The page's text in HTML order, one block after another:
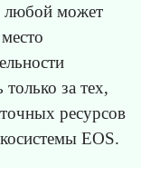
любой может
за тех,
ресурсов
EOS.